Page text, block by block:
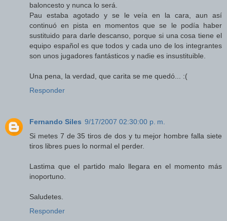
baloncesto y nunca lo será.
Pau estaba agotado y se le veía en la cara, aun así
continuó en pista en momentos que se le podía haber
sustituido para darle descanso, porque si una cosa tiene el
equipo español es que todos y cada uno de los integrantes
son unos jugadores fantásticos y nadie es insustituible.
Una pena, la verdad, que carita se me quedó... :(
Responder
Fernando Siles 9/17/2007 02:30:00 p. m.
Si metes 7 de 35 tiros de dos y tu mejor hombre falla siete
tiros libres pues lo normal el perder.
Lastima que el partido malo llegara en el momento más
inoportuno.
Saludetes.
Responder